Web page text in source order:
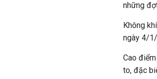
những
Không
ngày 4/
Cao
to, đặc